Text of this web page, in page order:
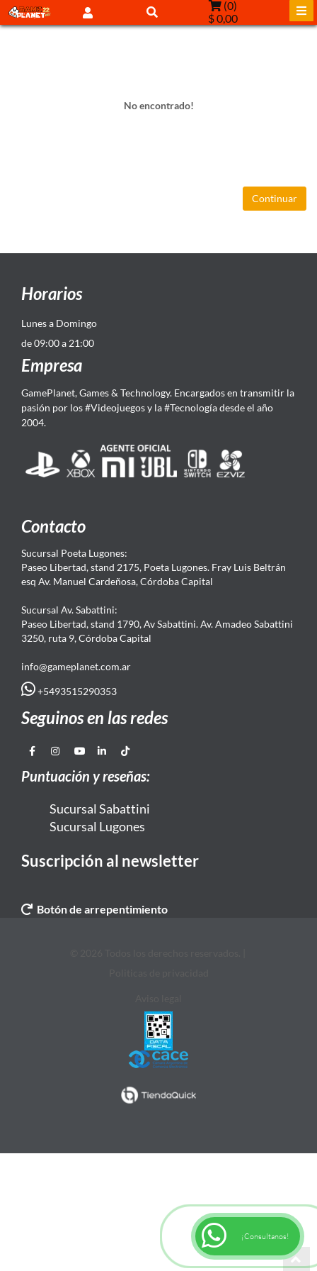
(0)
$ 0,00
No encontrado!
Continuar
Horarios
Lunes a Domingo
de 09:00 a 21:00
Empresa
GamePlanet, Games & Technology. Encargados en transmitir la
pasión por los #Videojuegos y la #Tecnología desde el año
2004.
Contacto
Sucursal Poeta Lugones:
Paseo Libertad, stand 2175, Poeta Lugones. Fray Luis Beltrán
esq Av. Manuel Cardeñosa, Córdoba Capital
Sucursal Av. Sabattini:
Paseo Libertad, stand 1790, Av Sabattini. Av. Amadeo Sabattini
3250, ruta 9, Córdoba Capital
info@gameplanet.com.ar
+5493515290353
Seguinos en las redes
Puntuación y reseñas:
Sucursal Sabattini
Sucursal Lugones
Suscripción al newsletter
Botón de arrepentimiento
¡Consultanos!